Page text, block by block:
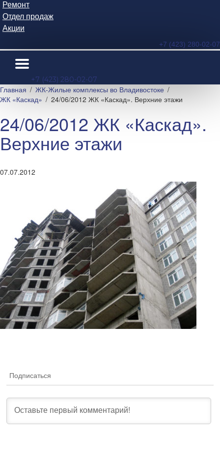
Ремонт
Отдел продаж
Акции
+7 (423) 280-02-07
+7 (423) 280-02-07
Главная
ЖК-Жилые комплексы во Владивостоке
ЖК «Каскад»
24/06/2012 ЖК «Каскад». Верхние этажи
24/06/2012 ЖК «Каскад».
Верхние этажи
07.07.2012
Подписаться